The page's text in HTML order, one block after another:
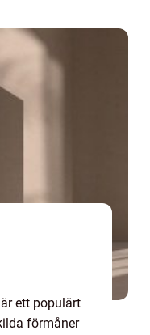
ett populärt
förmåner